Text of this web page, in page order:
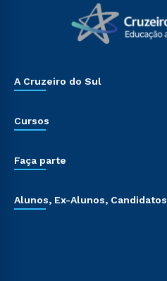
A Cruzeiro do Sul
Cursos
Faça parte
Alunos, Ex-Alunos, Candidatos